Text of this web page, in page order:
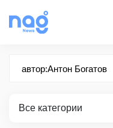
Все категории